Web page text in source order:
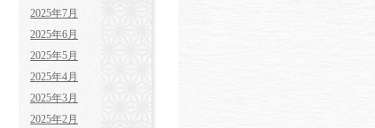
2025年7月
2025年6月
2025年5月
2025年4月
2025年3月
2025年2月